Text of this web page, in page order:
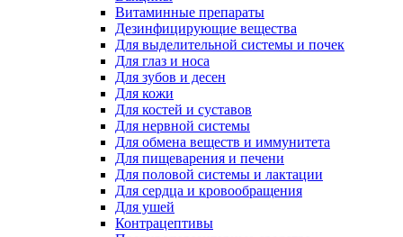
Витаминные препараты
Дезинфицирующие вещества
Для выделительной системы и почек
Для глаз и носа
Для зубов и десен
Для кожи
Для костей и суставов
Для нервной системы
Для обмена веществ и иммунитета
Для пищеварения и печени
Для половой системы и лактации
Для сердца и кровообращения
Для ушей
Контрацептивы